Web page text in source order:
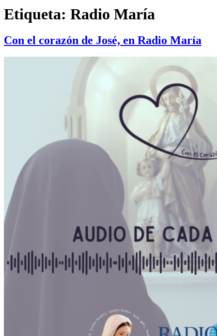
Etiqueta: Radio María
Con el corazón de José, en Radio María